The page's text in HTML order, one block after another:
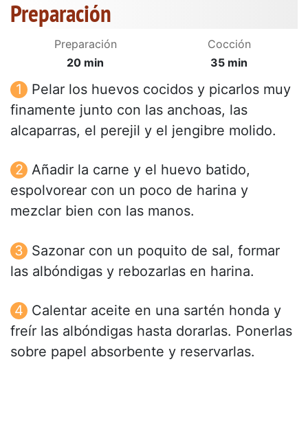
Preparación
Preparación
20 min
Cocción
35 min
Pelar los huevos cocidos y picarlos muy
finamente junto con las anchoas, las
alcaparras, el perejil y el jengibre molido.
Añadir la carne y el huevo batido,
espolvorear con un poco de harina y
mezclar bien con las manos.
Sazonar con un poquito de sal, formar
las albóndigas y rebozarlas en harina.
Calentar aceite en una sartén honda y
freír las albóndigas hasta dorarlas. Ponerlas
sobre papel absorbente y reservarlas.